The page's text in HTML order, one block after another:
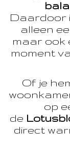
Daardoor
alleen
maar ook
moment
Of je
op
de
direct